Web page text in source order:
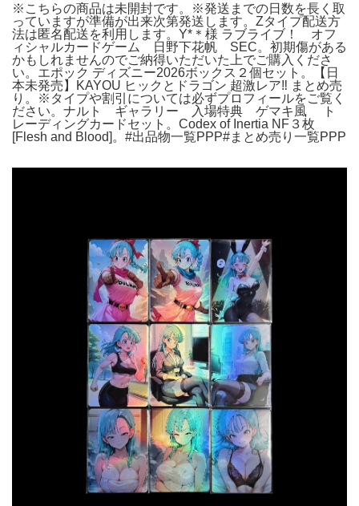
※こちらの商品は未開封です。※発送までの日数を長く取
っていますが準備が出来次第発送します。Zタイプ配送方
法は匿名配送を利用します。Y*＊様 ラブライブ！ オフ
ィシャルカードゲーム 日野下花帆 SEC。初期傷がある
かもしれませんのでご納得いただいた上でご購入くださ
い。エポック ディズニー2026ボックス２個セット。【日
本未発売】KAYOU ヒックとドラゴン 超激レア‼️ まとめ売
り。※タイプや割引については必ずプロフィールをご覧く
ださい。ナルト ギャラリー 入場特典 ゲマキ風 ト
レーディングカードセット。Codex of Inertia NF３枚
[Flesh and Blood]。#出品物一覧PPP#まとめ売り一覧PPP